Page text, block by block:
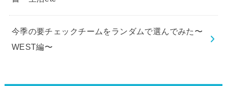
今季の要チェックチームをランダムで選んでみた〜
WEST編〜